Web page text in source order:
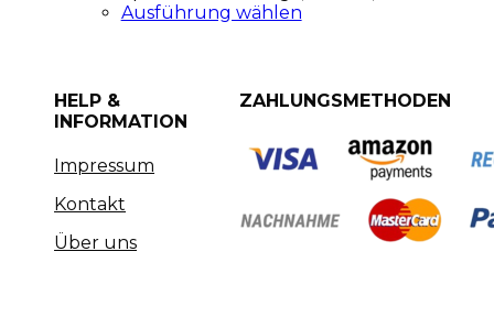
Ausführung wählen
HELP &
INFORMATION
Impressum
Kontakt
Über uns
ZAHLUNGSMETHODEN